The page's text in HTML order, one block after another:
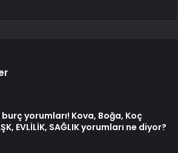
yorumları! Kova, Boğa, Koç
EVLİLİK, SAĞLIK yorumları ne diyor?